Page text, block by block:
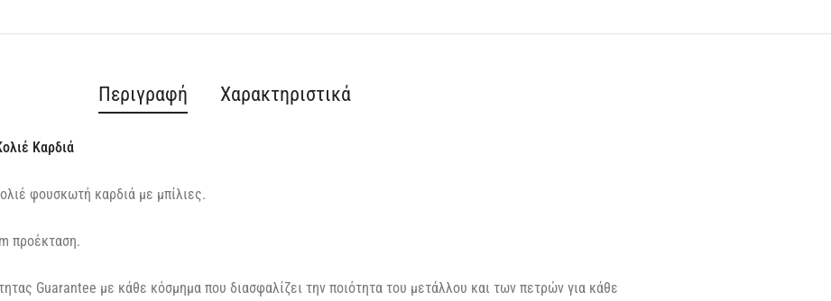
Περιγραφή Χαρακτηριστικά
Καρδιά
φουσκωτή καρδιά με μπίλιες.
προέκταση.
Guarantee με κάθε κόσμημα που διασφαλίζει την ποιότητα του μετάλλου και των πετρών για κάθε